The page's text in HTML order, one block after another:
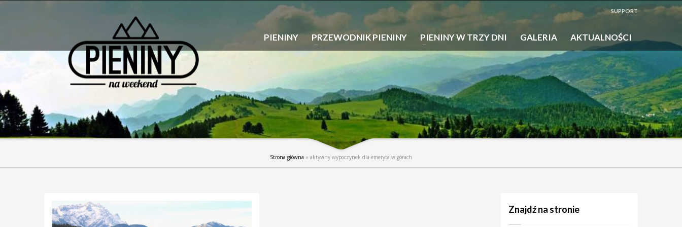
SUPPORT
PIENINY PRZEWODNIK PIENINY PIENINY W TRZY DNI GALERIA AKTUALNOŚCI
Strona główna » aktywny wypoczynek dla emeryta w górach
Znajdź na stronie